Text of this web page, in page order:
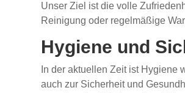
Unser Ziel ist die volle
Reinigung oder regelmäßige
Hygiene und
In der aktuellen Zeit ist
auch zur Sicherheit und